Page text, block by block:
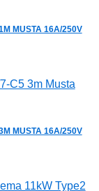
MUSTA 16A/250V
MUSTA 16A/250V